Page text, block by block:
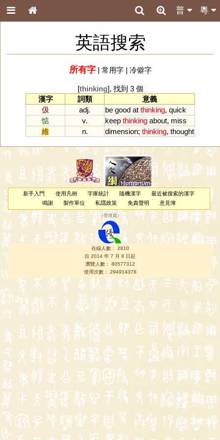
粵
普
英語搜索
所有字| 常用字| 冷僻字
[thinking], 找到 3 個
漢字
詞類
意義
伋
adj. be good at thinking, quick
惦
v. keep thinking about, miss
維
n. dimension; thinking, thought
新手入門 使用凡例 字庫統計 隨機漢字
最近被搜索的漢字
鳴謝
製作單位 私隱政策 免責聲明 意見簿
（管理員 ）
在線人數： 2810
自 2014 年 7 月 8 日起
瀏覽人數： 80577312
使用次數： 294914378